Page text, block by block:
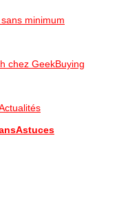
minimum
chez GeekBuying